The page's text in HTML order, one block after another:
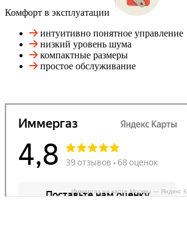
Комфорт в эксплуатации
интуитивно понятное управление
низкий уровень шума
компактные размеры
простое обслуживание
Иммергаз на карте Москвы — Яндекс